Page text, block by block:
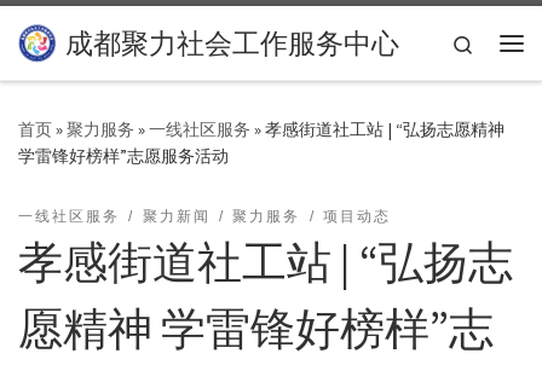
Skip to content
成都聚力社会工作服务中心
Search
首页»聚力服务 »一线社区服务 »孝感街道社工站 | “弘扬志愿精神
学雷锋好榜样”志愿服务活动
一线社区服务 聚力新闻 聚力服务 项目动态
孝感街道社工站 | “弘扬志
愿精神 学雷锋好榜样”志